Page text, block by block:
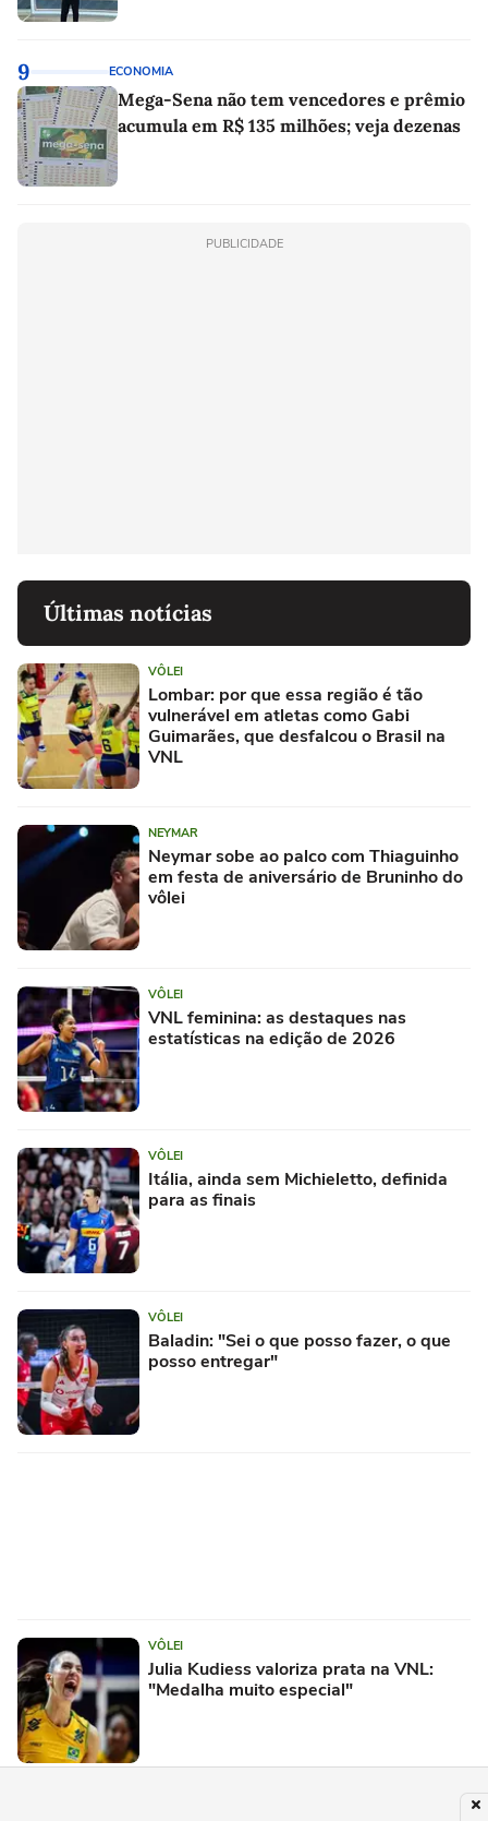
9 ECONOMIA
Mega-Sena não tem vencedores e prêmio
acumula em R$ 135 milhões; veja dezenas
PUBLICIDADE
Últimas notícias
VÔLEI
Lombar: por que essa região é tão
vulnerável em atletas como Gabi
Guimarães, que desfalcou o Brasil na
VNL
NEYMAR
Neymar sobe ao palco com Thiaguinho
em festa de aniversário de Bruninho do
vôlei
VÔLEI
VNL feminina: as destaques nas
estatísticas na edição de 2026
VÔLEI
Itália, ainda sem Michieletto, definida
para as finais
VÔLEI
Baladin: "Sei o que posso fazer, o que
posso entregar"
VÔLEI
Julia Kudiess valoriza prata na VNL:
"Medalha muito especial"